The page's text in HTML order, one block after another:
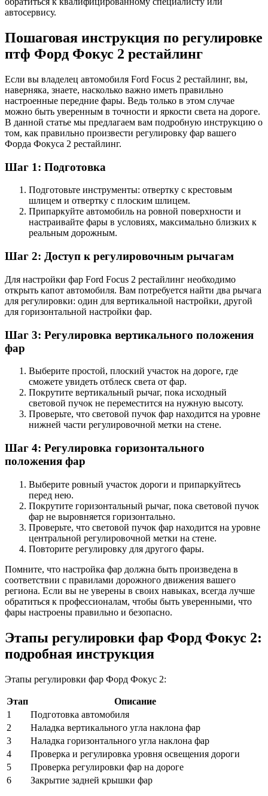
автосервису.
Пошаговая инструкция по регулировке
птф Форд Фокус 2 рестайлинг
Если вы владелец автомобиля Ford Focus 2 рестайлинг, вы,
наверняка, знаете, насколько важно иметь правильно
настроенные передние фары. Ведь только в этом случае
можно быть уверенным в точности и яркости света на дороге.
В данной статье мы предлагаем вам подробную инструкцию о
том, как правильно произвести регулировку фар вашего
Форда Фокуса 2 рестайлинг.
Шаг 1: Подготовка
Подготовьте инструменты: отвертку с крестовым
шлицем и отвертку с плоским шлицем.
Припаркуйте автомобиль на ровной поверхности и
настраивайте фары в условиях, максимально близких к
реальным дорожным.
Шаг 2: Доступ к регулировочным рычагам
Для настройки фар Ford Focus 2 рестайлинг необходимо
открыть капот автомобиля. Вам потребуется найти два рычага
для регулировки: один для вертикальной настройки, другой
для горизонтальной настройки фар.
Шаг 3: Регулировка вертикального положения
фар
Выберите простой, плоский участок на дороге, где
сможете увидеть отблеск света от фар.
Покрутите вертикальный рычаг, пока исходный
световой пучок не переместится на нужную высоту.
Проверьте, что световой пучок фар находится на уровне
нижней части регулировочной метки на стене.
Шаг 4: Регулировка горизонтального
положения фар
Выберите ровный участок дороги и припаркуйтесь
перед нею.
Покрутите горизонтальный рычаг, пока световой пучок
фар не выровняется горизонтально.
Проверьте, что световой пучок фар находится на уровне
центральной регулировочной метки на стене.
Повторите регулировку для другого фары.
Помните, что настройка фар должна быть произведена в
соответствии с правилами дорожного движения вашего
региона. Если вы не уверены в своих навыках, всегда лучше
обратиться к профессионалам, чтобы быть уверенными, что
фары настроены правильно и безопасно.
Этапы регулировки фар Форд Фокус 2:
подробная инструкция
Этапы регулировки фар Форд Фокус 2:
Этап
Описание
1
Подготовка автомобиля
2
Наладка вертикального угла наклона фар
3
Наладка горизонтального угла наклона фар
4
Проверка и регулировка уровня освещения дороги
5
Проверка регулировки фар на дороге
6
Закрытие задней крышки фар